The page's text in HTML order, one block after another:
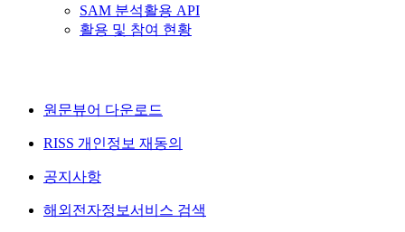
SAM 분석활용 API
활용 및 참여 현황
원문뷰어 다운로드
RISS 개인정보 재동의
공지사항
해외전자정보서비스 검색